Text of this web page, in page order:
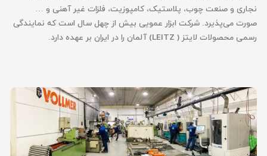
نجاری و صنعت چوب، پلاستیک، کامپوزیت، فلزات غیر آهنی و …
صورت می‌پذیرد. شرکت ابزار عمویی بیش از چهل سال است که نمایندگی
رسمی محصولات لایتز ( LEITZ) آلمان را در ایران بر عهده دارد.